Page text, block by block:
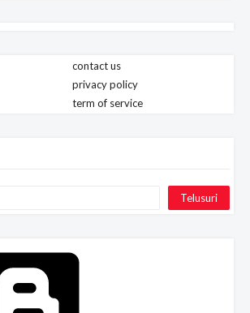
contact us
privacy policy
term of service